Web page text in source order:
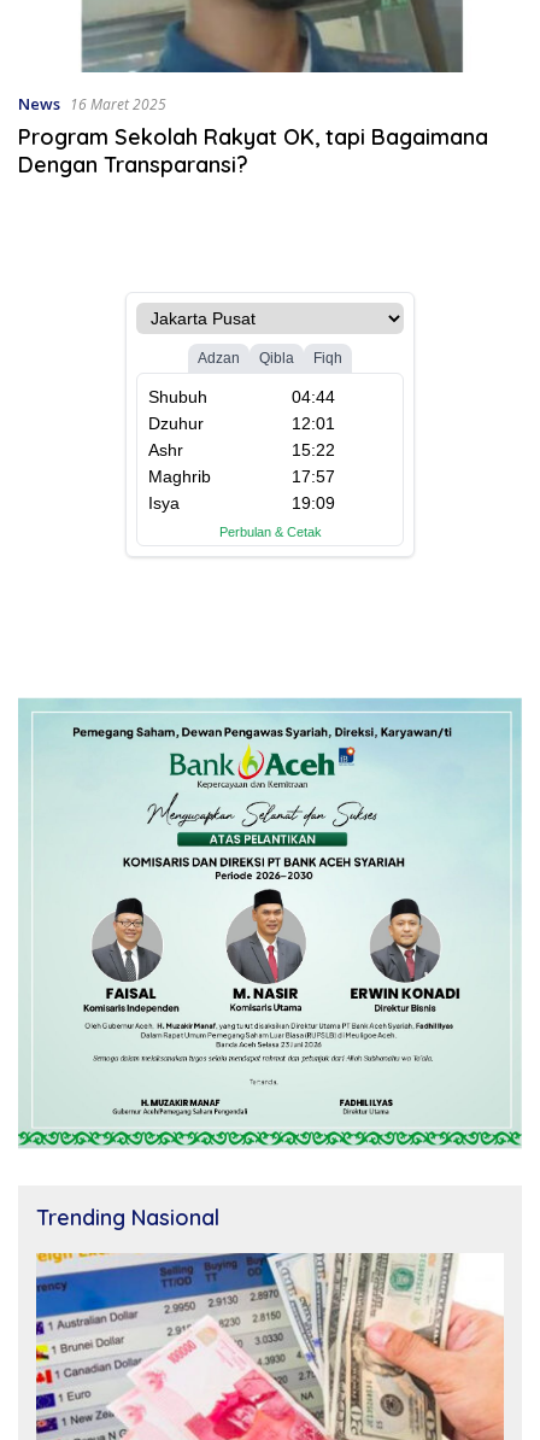
News 16 Maret 2025
Program Sekolah Rakyat OK, tapi Bagaimana
Dengan Transparansi?
Trending Nasional